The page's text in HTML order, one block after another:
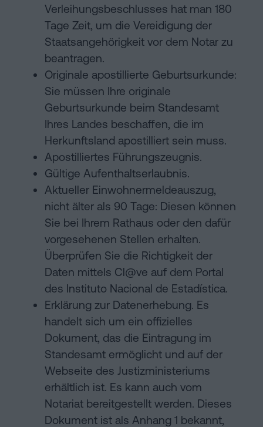
Verleihungsbeschlusses hat man 180
Tage Zeit, um die Vereidigung der
Staatsangehörigkeit vor dem Notar zu
beantragen.
Originale apostillierte Geburtsurkunde:
Sie müssen Ihre originale
Geburtsurkunde beim Standesamt
Ihres Landes beschaffen, die im
Herkunftsland apostilliert sein muss.
Apostilliertes Führungszeugnis.
Gültige Aufenthaltserlaubnis.
Aktueller Einwohnermeldeauszug,
nicht älter als 90 Tage: Diesen können
Sie bei Ihrem Rathaus oder den dafür
vorgesehenen Stellen erhalten.
Überprüfen Sie die Richtigkeit der
Daten mittels Cl@ve auf dem Portal
des Instituto Nacional de Estadística.
Erklärung zur Datenerhebung. Es
handelt sich um ein offizielles
Dokument, das die Eintragung im
Standesamt ermöglicht und auf der
Webseite des Justizministeriums
erhältlich ist. Es kann auch vom
Notariat bereitgestellt werden. Dieses
Dokument ist als Anhang 1 bekannt,